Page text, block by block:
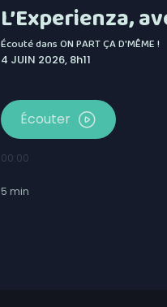
L’Experienza,
Écouté dansON PART ÇA D'MÊME !
4 JUIN 2026, 8h11
Écouter
00:00
5 min